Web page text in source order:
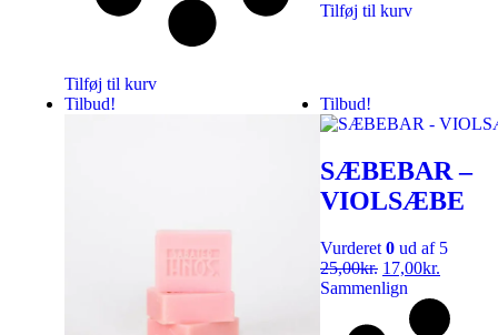
Tilføj til kurv
Tilføj til kurv
Tilbud! Tilbud!
SÆBEBAR –
VIOLSÆBE
Vurderet 0 ud af 5
25,00kr. 17,00kr.
Sammenlign